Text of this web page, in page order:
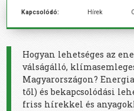
1%
Segítsd a munkánkat!
Adományozz!
Kapcsolódó: Hírek
Hogyan lehetséges az
válságálló,
Magyarországon?
től) és bekapcsolódási
friss hírekkel és